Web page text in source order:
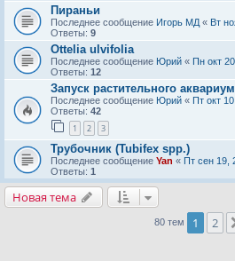
Пираньи
Последнее сообщение Игорь МД « Вт
Ответы: 9
Ottelia ulvifolia
Последнее сообщение Юрий « Пн окт
Ответы: 12
Запуск растительного
Последнее сообщение Юрий « Пт окт
Ответы: 42
1 2 3
Трубочник (Tubifex spp.)
Последнее сообщение Yan « Пт сен 19,
Ответы: 1
Новая тема
80 тем 1 2